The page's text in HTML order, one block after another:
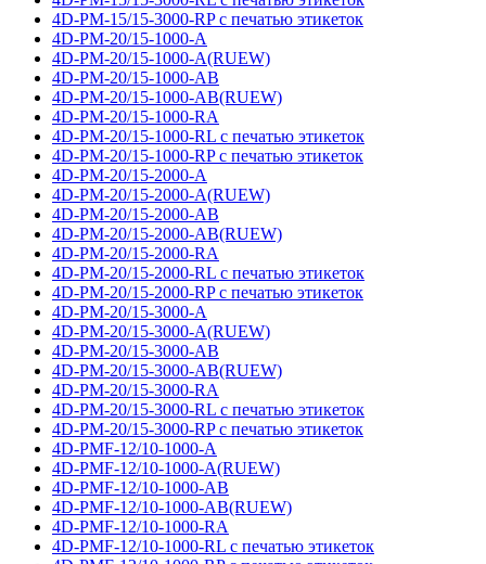
4D-PM-15/15-3000-RP с печатью этикеток
4D-PM-20/15-1000-A
4D-PM-20/15-1000-A(RUEW)
4D-PM-20/15-1000-AB
4D-PM-20/15-1000-AB(RUEW)
4D-PM-20/15-1000-RA
4D-PM-20/15-1000-RL с печатью этикеток
4D-PM-20/15-1000-RP с печатью этикеток
4D-PM-20/15-2000-A
4D-PM-20/15-2000-A(RUEW)
4D-PM-20/15-2000-AB
4D-PM-20/15-2000-AB(RUEW)
4D-PM-20/15-2000-RA
4D-PM-20/15-2000-RL с печатью этикеток
4D-PM-20/15-2000-RP с печатью этикеток
4D-PM-20/15-3000-A
4D-PM-20/15-3000-A(RUEW)
4D-PM-20/15-3000-AB
4D-PM-20/15-3000-AB(RUEW)
4D-PM-20/15-3000-RA
4D-PM-20/15-3000-RL с печатью этикеток
4D-PM-20/15-3000-RP с печатью этикеток
4D-PMF-12/10-1000-A
4D-PMF-12/10-1000-A(RUEW)
4D-PMF-12/10-1000-AB
4D-PMF-12/10-1000-AB(RUEW)
4D-PMF-12/10-1000-RA
4D-PMF-12/10-1000-RL с печатью этикеток